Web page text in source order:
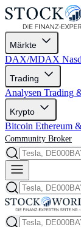
Märkte
DAX/MDAX
Trading
Analysen Trading
Krypto
Bitcoin Ethereum
Community Broker